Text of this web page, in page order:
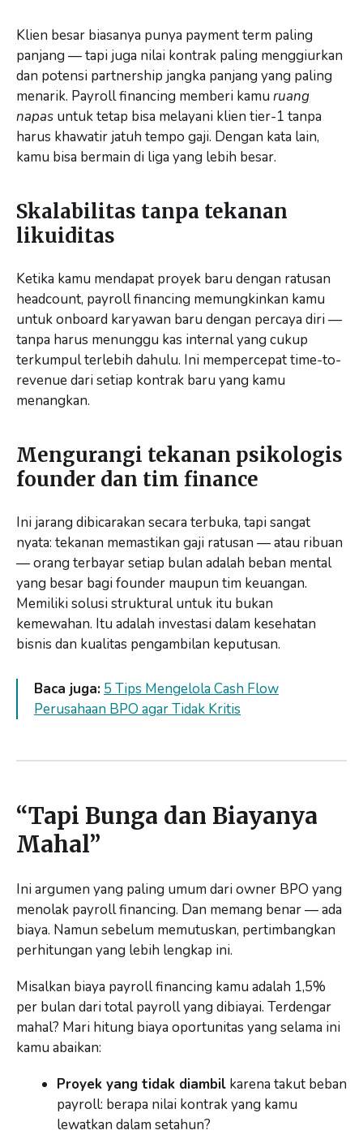
Klien besar biasanya punya payment term paling
panjang — tapi juga nilai kontrak paling menggiurkan
dan potensi partnership jangka panjang yang paling
menarik. Payroll financing memberi kamu ruang
napas untuk tetap bisa melayani klien tier-1 tanpa
harus khawatir jatuh tempo gaji. Dengan kata lain,
kamu bisa bermain di liga yang lebih besar.
Skalabilitas tanpa tekanan
likuiditas
Ketika kamu mendapat proyek baru dengan ratusan
headcount, payroll financing memungkinkan kamu
untuk onboard karyawan baru dengan percaya diri —
tanpa harus menunggu kas internal yang cukup
terkumpul terlebih dahulu. Ini mempercepat time-to-
revenue dari setiap kontrak baru yang kamu
menangkan.
Mengurangi tekanan psikologis
founder dan tim finance
Ini jarang dibicarakan secara terbuka, tapi sangat
nyata: tekanan memastikan gaji ratusan — atau ribuan
— orang terbayar setiap bulan adalah beban mental
yang besar bagi founder maupun tim keuangan.
Memiliki solusi struktural untuk itu bukan
kemewahan. Itu adalah investasi dalam kesehatan
bisnis dan kualitas pengambilan keputusan.
Baca juga: 5 Tips Mengelola Cash Flow
Perusahaan BPO agar Tidak Kritis
“Tapi Bunga dan Biayanya
Mahal”
Ini argumen yang paling umum dari owner BPO yang
menolak payroll financing. Dan memang benar — ada
biaya. Namun sebelum memutuskan, pertimbangkan
perhitungan yang lebih lengkap ini.
Misalkan biaya payroll financing kamu adalah 1,5%
per bulan dari total payroll yang dibiayai. Terdengar
mahal? Mari hitung biaya oportunitas yang selama ini
kamu abaikan:
Proyek yang tidak diambil karena takut beban
payroll: berapa nilai kontrak yang kamu
lewatkan dalam setahun?